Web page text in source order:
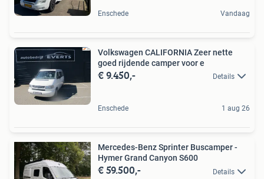
Enschede Vandaag
Volkswagen CALIFORNIA Zeer nette
goed rijdende camper voor e
€ 9.450,- Details
Enschede 1 aug 26
Mercedes-Benz Sprinter Buscamper -
Hymer Grand Canyon S600
€ 59.500,- Details